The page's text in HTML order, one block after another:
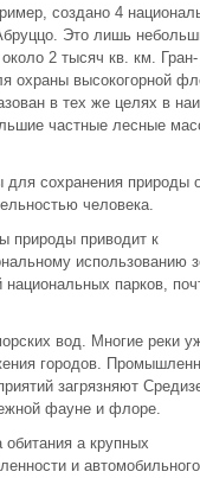
создано 4
Это лишь
2 тысяч кв. км. Гран-
охраны высокогорной
в тех же целях в
частные лесные
сохранения природы
человека.
природы приводит к
использованию
парков,
вод. Многие реки
городов.
загрязняют
фауне и флоре.
а крупных
и автомобильного